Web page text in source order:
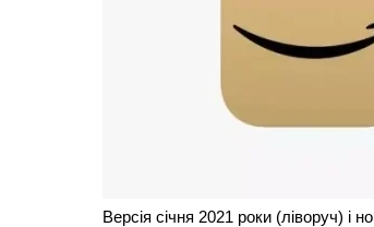
Версія січня 2021 роки (ліворуч) і